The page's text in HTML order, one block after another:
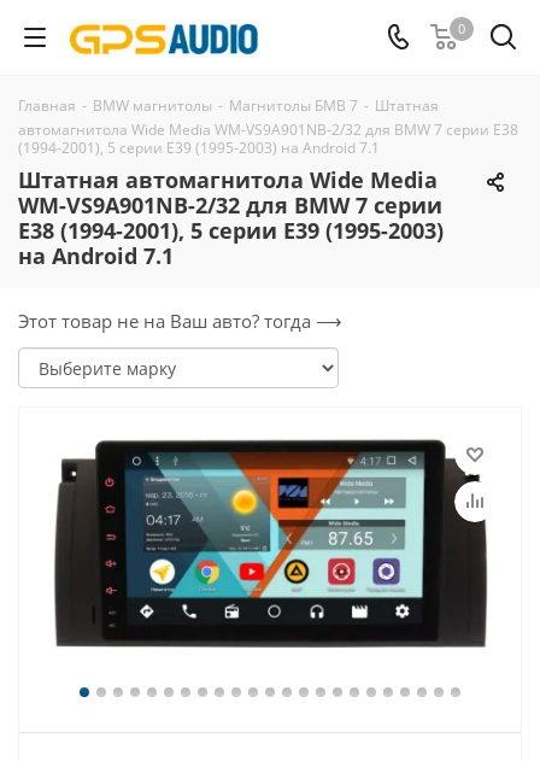
0
Главная - BMW магнитолы - Магнитолы БМВ 7 - Штатная
автомагнитола Wide Media WM-VS9A901NB-2/32 для BMW 7 серии E38
(1994-2001), 5 серии E39 (1995-2003) на Android 7.1
Штатная автомагнитола Wide Media
WM-VS9A901NB-2/32 для BMW 7 серии
E38 (1994-2001), 5 серии E39 (1995-2003)
на Android 7.1
Этот товар не на Ваш авто? тогда ⟶